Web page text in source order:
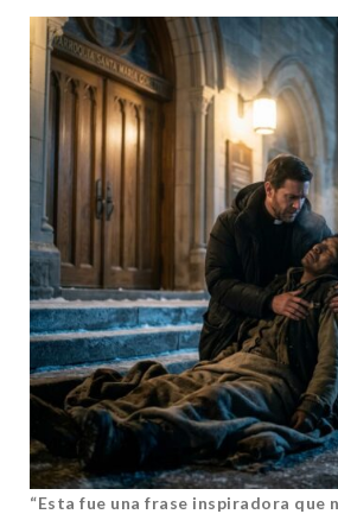
“Esta fue una frase inspiradora que